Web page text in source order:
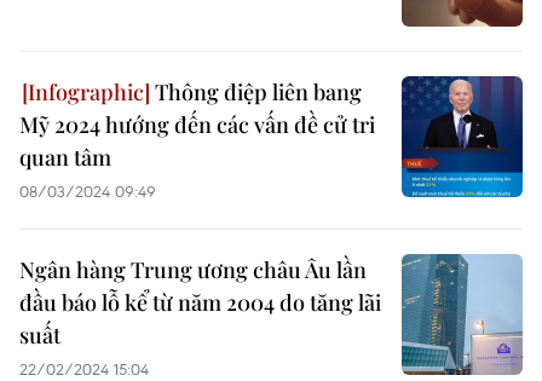
Thông điệp liên bang
Mỹ 2024 hướng đến các vấn đề cử tri
quan tâm
08/03/2024 09:49
Ngân hàng Trung ương châu Âu lần
đầu báo lỗ kể từ năm 2004 do tăng lãi
suất
22/02/2024 15:04